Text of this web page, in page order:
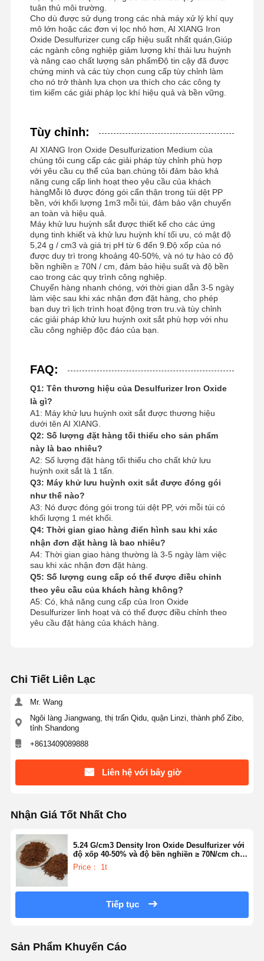
tuân thủ môi trường.
Cho dù được sử dụng trong các nhà máy xử lý khí quy
mô lớn hoặc các đơn vị lọc nhỏ hơn, AI XIANG Iron
Oxide Desulfurizer cung cấp hiệu suất nhất quán,Giúp
các ngành công nghiệp giảm lượng khí thải lưu huỳnh
và nâng cao chất lượng sản phẩmĐộ tin cậy đã được
chứng minh và các tùy chọn cung cấp tùy chỉnh làm
cho nó trở thành lựa chọn ưa thích cho các công ty
tìm kiếm các giải pháp lọc khí hiệu quả và bền vững.
Tùy chỉnh:
AI XIANG Iron Oxide Desulfurization Medium của
chúng tôi cung cấp các giải pháp tùy chỉnh phù hợp
với yêu cầu cụ thể của bạn.chúng tôi đảm bảo khả
năng cung cấp linh hoạt theo yêu cầu của khách
hàngMỗi lô được đóng gói cẩn thận trong túi dệt PP
bền, với khối lượng 1m3 mỗi túi, đảm bảo vận chuyển
an toàn và hiệu quả.
Máy khử lưu huỳnh sắt được thiết kế cho các ứng
dụng tinh khiết và khử lưu huỳnh khí tối ưu, có mật độ
5,24 g / cm3 và giá trị pH từ 6 đến 9.Độ xốp của nó
được duy trì trong khoảng 40-50%, và nó tự hào có độ
bền nghiền ≥ 70N / cm, đảm bảo hiệu suất và độ bền
cao trong các quy trình công nghiệp.
Chuyển hàng nhanh chóng, với thời gian dẫn 3-5 ngày
làm việc sau khi xác nhận đơn đặt hàng, cho phép
bạn duy trì lịch trình hoạt động trơn tru.và tùy chỉnh
các giải pháp khử lưu huỳnh oxit sắt phù hợp với nhu
cầu công nghiệp độc đáo của bạn.
FAQ:
Q1: Tên thương hiệu của Desulfurizer Iron Oxide
là gì?
A1: Máy khử lưu huỳnh oxit sắt được thương hiệu
dưới tên AI XIANG.
Q2: Số lượng đặt hàng tối thiểu cho sản phẩm
này là bao nhiêu?
A2: Số lượng đặt hàng tối thiểu cho chất khử lưu
huỳnh oxit sắt là 1 tấn.
Q3: Máy khử lưu huỳnh oxit sắt được đóng gói
như thế nào?
A3: Nó được đóng gói trong túi dệt PP, với mỗi túi có
khối lượng 1 mét khối.
Q4: Thời gian giao hàng điển hình sau khi xác
nhận đơn đặt hàng là bao nhiêu?
A4: Thời gian giao hàng thường là 3-5 ngày làm việc
sau khi xác nhận đơn đặt hàng.
Q5: Số lượng cung cấp có thể được điều chỉnh
theo yêu cầu của khách hàng không?
A5: Có, khả năng cung cấp của Iron Oxide
Desulfurizer linh hoạt và có thể được điều chỉnh theo
yêu cầu đặt hàng của khách hàng.
Chi Tiết Liên Lạc
Mr. Wang
Ngôi làng Jiangwang, thị trấn Qidu, quận Linzi, thành phố Zibo,
tỉnh Shandong
+8613409089888
Liên hệ với bây giờ
Nhận Giá Tốt Nhất Cho
5.24 G/cm3 Density Iron Oxide Desulfurizer với
độ xốp 40-50% và độ bền nghiền ≥ 70N/cm cho
Thanh lọc khí
Price： 1t
Tiếp tục
Sản Phẩm Khuyến Cáo